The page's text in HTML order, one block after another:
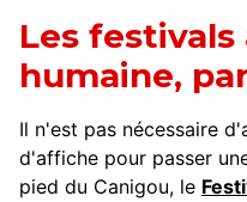
Les festivals
humaine,
Il n'est pas nécessaire
d'affiche pour passer
pied du Canigou, le